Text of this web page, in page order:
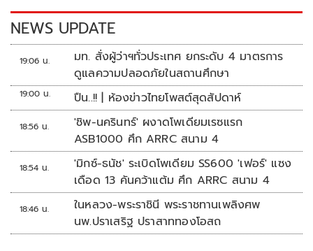
k k
NEWS UPDATE
19:06 น.
มท. สั่งผู้ว่าฯทั่วประเทศ ยกระดับ 4 มาตรการ
ดูแลความปลอดภัยในสถานศึกษา
19:00 น. ปืน..!! | ห้องข่าวไทยโพสต์สุดสัปดาห์
18:56 น.
'ชิพ-นครินทร์' ผงาดโพเดียมเรซแรก
ASB1000 ศึก ARRC สนาม 4
18:54 น.
'มิกซ์-ธนัช' ระเบิดโพเดียม SS600 'เฟอร์' แซง
เดือด 13 คันคว้าแต้ม ศึก ARRC สนาม 4
18:46 น.
ในหลวง-พระราชินี พระราชทานเพลิงศพ
นพ.ปราเสริฐ ปราสาททองโอสถ